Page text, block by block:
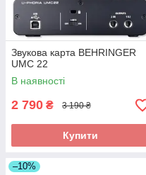
Звукова карта BEHRINGER
UMC 22
В наявності
2 790 ₴ 3 190 ₴
Купити
–10%